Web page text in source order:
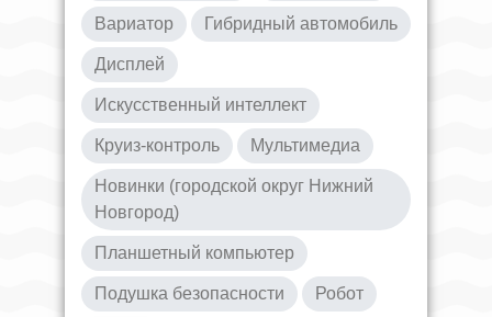
Вариатор Гибридный автомобиль
Дисплей
Искусственный интеллект
Круиз-контроль Мультимедиа
Новинки (городской округ Нижний
Новгород)
Планшетный компьютер
Подушка безопасности Робот